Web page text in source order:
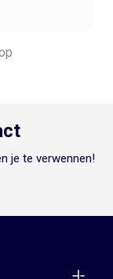
je te verwennen!